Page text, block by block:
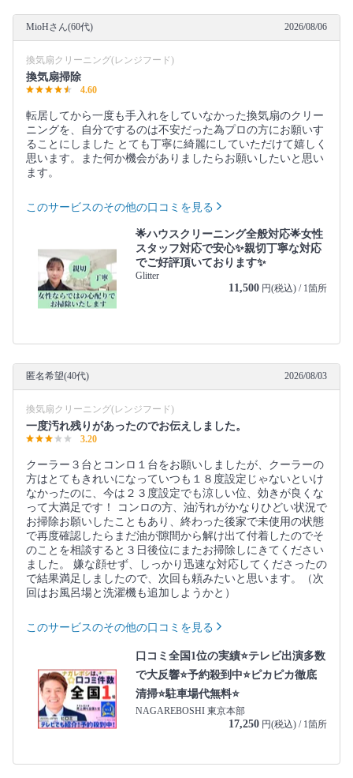
MioHさん(60代) 2026/08/06
換気扇クリーニング(レンジフード)
換気扇掃除
4.60
転居してから一度も手入れをしていなかった換気扇のクリー
ニングを、自分でするのは不安だった為プロの方にお願いす
ることにしました とても丁寧に綺麗にしていただけて嬉しく
思います。また何か機会がありましたらお願いしたいと思い
ます。
このサービスのその他の口コミを見る
🌟ハウスクリーニング全般対応🌟女性
スタッフ対応で安心✨親切丁寧な対応
でご好評頂いております✨
Glitter
11,500 円(税込) / 1箇所
匿名希望(40代) 2026/08/03
換気扇クリーニング(レンジフード)
一度汚れ残りがあったのでお伝えしました。
3.20
クーラー３台とコンロ１台をお願いしましたが、クーラーの
方はとてもきれいになっていつも１８度設定じゃないといけ
なかったのに、今は２３度設定でも涼しい位、効きが良くな
って大満足です！ コンロの方、油汚れがかなりひどい状況で
お掃除お願いしたこともあり、終わった後家で未使用の状態
で再度確認したらまだ油が隙間から解け出て付着したのでそ
のことを相談すると３日後位にまたお掃除しにきてください
ました。 嫌な顔せず、しっかり迅速な対応してくださったの
で結果満足しましたので、次回も頼みたいと思います。（次
回はお風呂場と洗濯機も追加しようかと）
このサービスのその他の口コミを見る
口コミ全国1位の実績⭐テレビ出演多数
で大反響⭐予約殺到中⭐ピカピカ徹底
清掃⭐駐車場代無料⭐
NAGAREBOSHI 東京本部
17,250 円(税込) / 1箇所